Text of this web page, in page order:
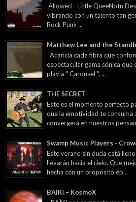
Allowed - Little QueeNotn
vibrando con un talento tan
Rock Punk ...
Matthew Lee and the
Acaricia cada fibra que
espectacular gama sónica
play a " Carousel ", ...
THE SECRET
Este es el momento perfecto
que la emotividad te consuma
convergerá en nuestros
Swamp Music Players -
Este verano sin duda está
llevarán hacia el cielo. Que
hecha con un propósito ép...
BAÏKI – KosmoX